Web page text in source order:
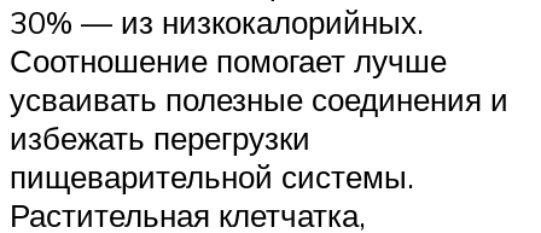
30% — из низкокалорийных.
Соотношение помогает лучше
усваивать полезные соединения и
избежать перегрузки
пищеварительной системы.
Растительная клетчатка,